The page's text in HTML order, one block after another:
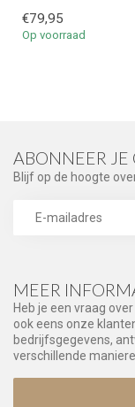
€79,95
Op voorraad
MEER
Heb je een vraag
ook eens onze
bedrijfsgegevens,
verschillende
ABONNEER JE
Blijf op de hoogte